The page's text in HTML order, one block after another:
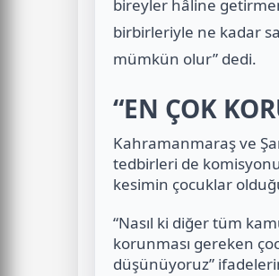
bireyler hâline
birbirleriyle ne kadar
mümkün olur” dedi.
“EN ÇOK
Kahramanmaraş ve
tedbirleri de
kesimin çocuklar
“Nasıl ki diğer tüm
korunması gereken
düşünüyoruz”